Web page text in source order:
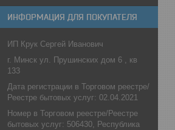
ИНФОРМАЦИЯ ДЛЯ ПОКУПАТЕЛЯ
ИП Крук Сергей Иванович
г. Минск ул. Прушинских дом 6 , кв
133
Дата регистрации в Торговом реестре/
Реестре бытовых услуг: 02.04.2021
Номер в Торговом реестре/Реестре
бытовых услуг: 506430, Республика